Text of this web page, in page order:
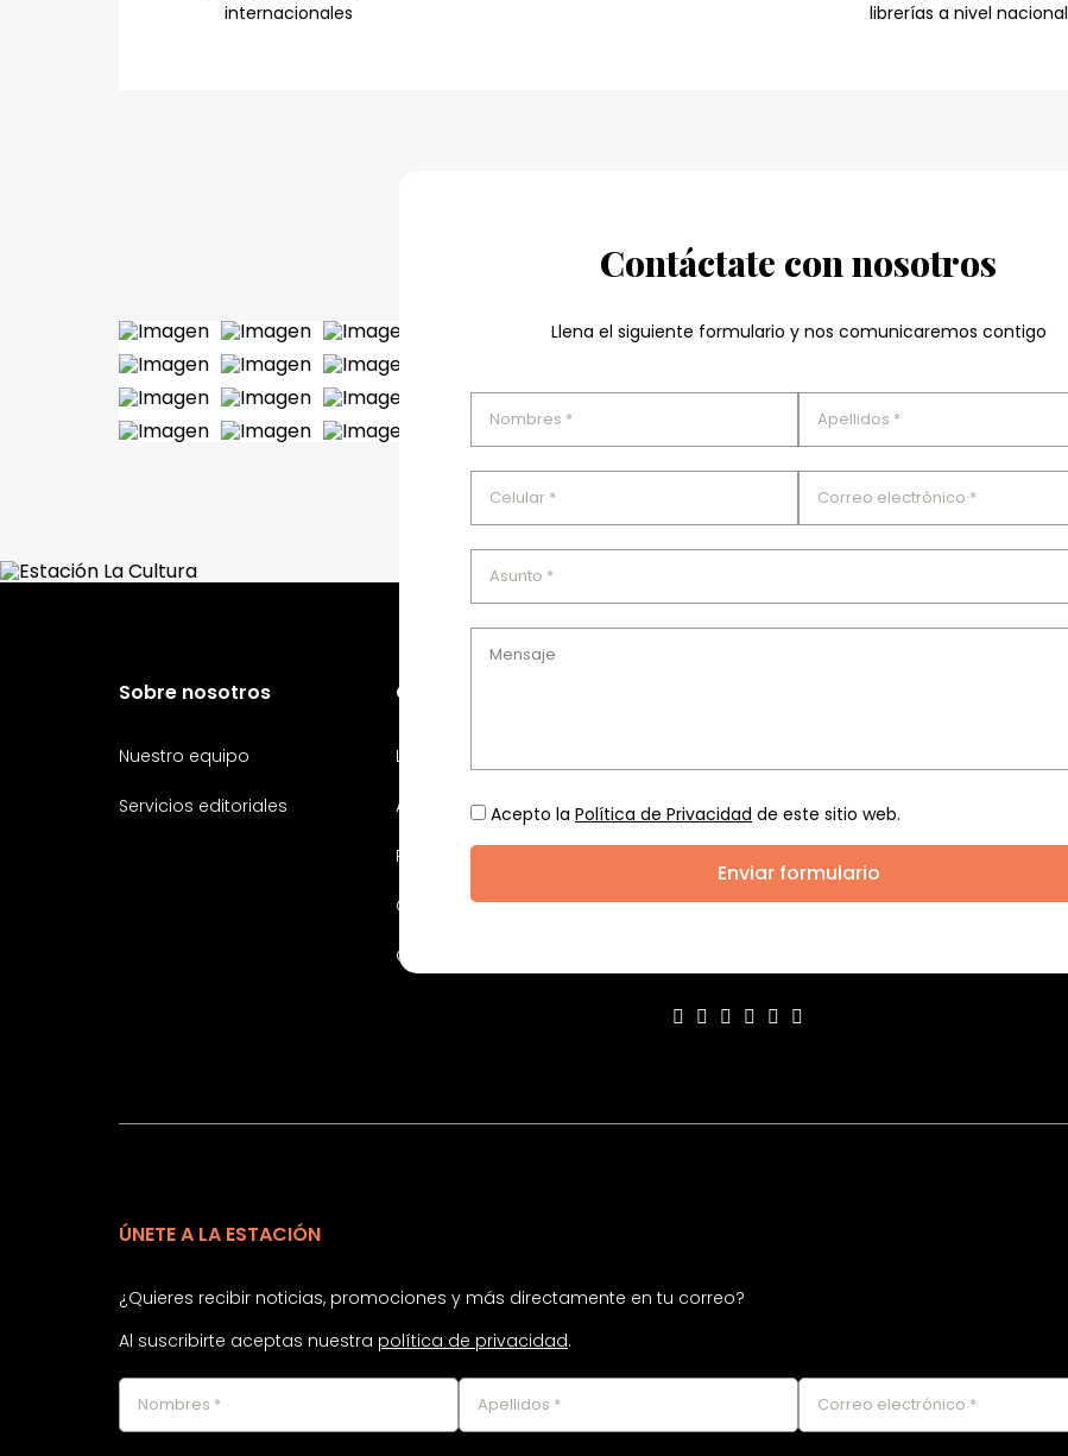
internacionales
librerías a nivel nacional
Contáctate con nosotros
Llena el siguiente formulario y nos comunicaremos contigo
Acepto la Política de Privacidad de este sitio web.
Sobre nosotros
Nuestro equipo
Servicios editoriales
Conoce más
Libros
Autores
Preguntas frecuentes
Contacto
Cobertura
(+51) 972 280 017
Jr. Camaná 872. Oficina
ÚNETE A LA ESTACIÓN
¿Quieres recibir noticias, promociones y más directamente en tu correo?
Al suscribirte aceptas nuestra política de privacidad.